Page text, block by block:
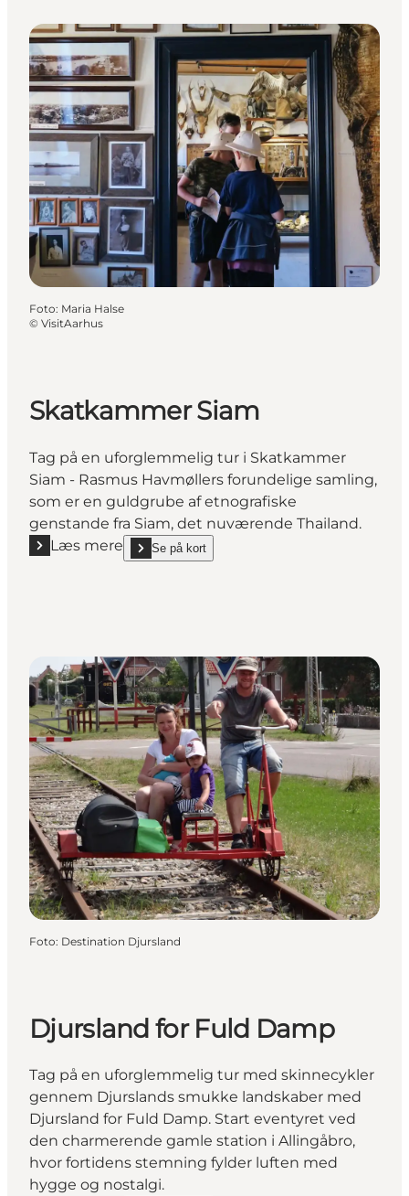
Foto: Maria Halse
© VisitAarhus
Skatkammer Siam
Tag på en uforglemmelig tur i Skatkammer
Siam - Rasmus Havmøllers forundelige samling,
som er en guldgrube af etnografiske
genstande fra Siam, det nuværende Thailand.
Læs mere
Læs mere "Skatkammer Siam"
Se på kort
show Skatkammer Siam on_map
Foto: Destination Djursland
Djursland for Fuld Damp
Tag på en uforglemmelig tur med skinnecykler
gennem Djurslands smukke landskaber med
Djursland for Fuld Damp. Start eventyret ved
den charmerende gamle station i Allingåbro,
hvor fortidens stemning fylder luften med
hygge og nostalgi.